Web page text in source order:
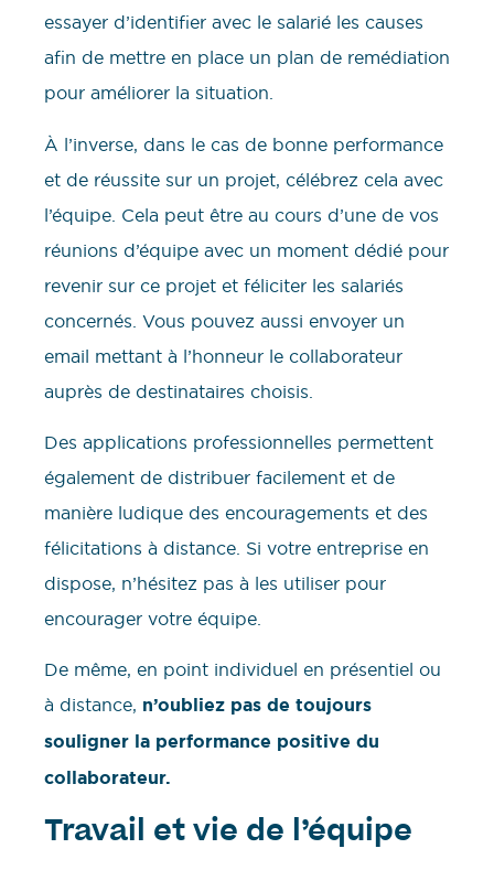
essayer d’identifier avec le salarié les causes
afin de mettre en place un plan de remédiation
pour améliorer la situation.
À l’inverse, dans le cas de bonne performance
et de réussite sur un projet, célébrez cela avec
l’équipe. Cela peut être au cours d’une de vos
réunions d’équipe avec un moment dédié pour
revenir sur ce projet et féliciter les salariés
concernés. Vous pouvez aussi envoyer un
email mettant à l’honneur le collaborateur
auprès de destinataires choisis.
Des applications professionnelles permettent
également de distribuer facilement et de
manière ludique des encouragements et des
félicitations à distance. Si votre entreprise en
dispose, n’hésitez pas à les utiliser pour
encourager votre équipe.
De même, en point individuel en présentiel ou
à distance, n’oubliez pas de toujours
souligner la performance positive du
collaborateur.
Travail et vie de l’équipe